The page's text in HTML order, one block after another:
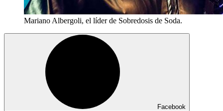
Mariano Albergoli, el líder de Sobredosis de Soda.
Facebook